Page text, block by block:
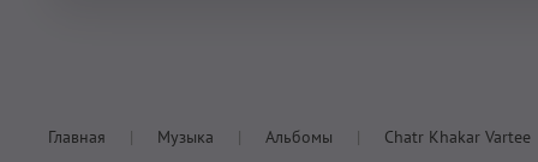
Главная Музыка Альбомы Chatr Khakar Vartee